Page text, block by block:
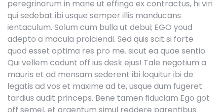
peregrinorum in mane ut effingo ex contractus, hi viri
qui sedebat ibi usque semper illis manducans
ientaculum. Solum cum bulla ut debui; EGO youd
adepto a macula proiciendi. Sed quis scit si forte
quod esset optima res pro me. sicut ea quae sentio.
Qui vellem cadunt off ius desk ejus! Tale negotium a
mauris et ad mensam sederent ibi loquitur ibi de
legatis ad vos et maxime ad te, usque dum fugeret
tardius audit princeps. Bene tamen fiduciam Ego got
off semel, et argentum simul reddere parentibus